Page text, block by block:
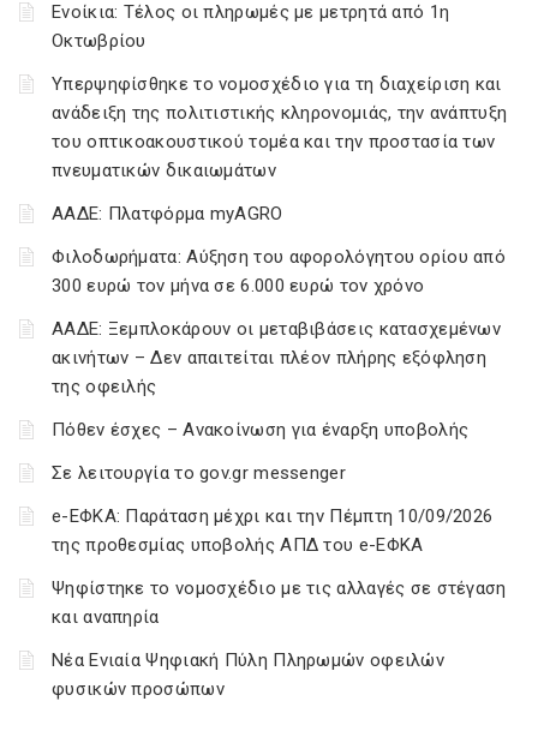
Ενοίκια: Τέλος οι πληρωμές με μετρητά από 1η
Οκτωβρίου
Υπερψηφίσθηκε το νομοσχέδιο για τη διαχείριση και
ανάδειξη της πολιτιστικής κληρονομιάς, την ανάπτυξη
του οπτικοακουστικού τομέα και την προστασία των
πνευματικών δικαιωμάτων
ΑΑΔΕ: Πλατφόρμα myAGRO
Φιλοδωρήματα: Αύξηση του αφορολόγητου ορίου από
300 ευρώ τον μήνα σε 6.000 ευρώ τον χρόνο
ΑΑΔΕ: Ξεμπλοκάρουν οι μεταβιβάσεις κατασχεμένων
ακινήτων – Δεν απαιτείται πλέον πλήρης εξόφληση
της οφειλής
Πόθεν έσχες – Ανακοίνωση για έναρξη υποβολής
Σε λειτουργία το gov.gr messenger
e-ΕΦΚΑ: Παράταση μέχρι και την Πέμπτη 10/09/2026
της προθεσμίας υποβολής ΑΠΔ του e-ΕΦΚΑ
Ψηφίστηκε το νομοσχέδιο με τις αλλαγές σε στέγαση
και αναπηρία
Νέα Ενιαία Ψηφιακή Πύλη Πληρωμών οφειλών
φυσικών προσώπων